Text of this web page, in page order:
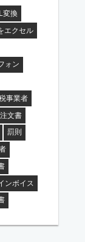
変換
エクセル
ォン
事業者
注文書
罰則
ンボイス